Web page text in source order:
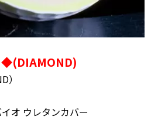
◆(DIAMOND)
）
オ ウレタンカバー